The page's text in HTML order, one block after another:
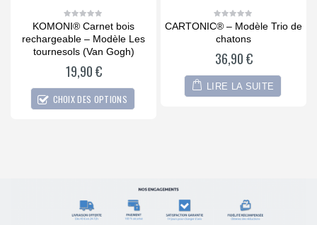
0
of
5
KOMONI® Carnet bois
rechargeable – Modèle Les
tournesols (Van Gogh)
19,90€
CHOIX DES OPTIONS
0
of
CARTONIC® – Modèle Trio de
chatons
36,90€
LIRE LA SUITE